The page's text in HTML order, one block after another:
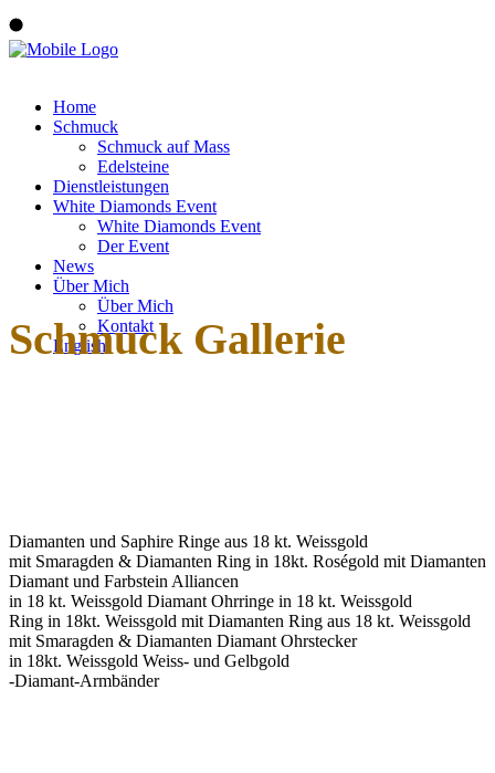
Home
Schmuck
Schmuck auf Mass
Edelsteine
Dienstleistungen
White Diamonds Event
White Diamonds Event
Der Event
News
Über Mich
Über Mich
Kontakt
English
Schmuck Gallerie
Diamanten und Saphire Ringe aus 18 kt. Weissgold
mit Smaragden & Diamanten Ring in 18kt. Roségold mit Diamanten
Diamant und Farbstein Alliancen
in 18 kt. Weissgold Diamant Ohrringe in 18 kt. Weissgold
Ring in 18kt. Weissgold mit Diamanten Ring aus 18 kt. Weissgold
mit Smaragden & Diamanten Diamant Ohrstecker
in 18kt. Weissgold Weiss- und Gelbgold
-Diamant-Armbänder